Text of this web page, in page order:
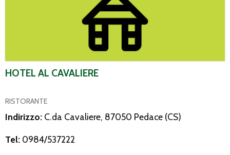
HOTEL AL CAVALIERE
RISTORANTE
Indirizzo: C.da Cavaliere, 87050 Pedace (CS)
Tel: 0984/537222